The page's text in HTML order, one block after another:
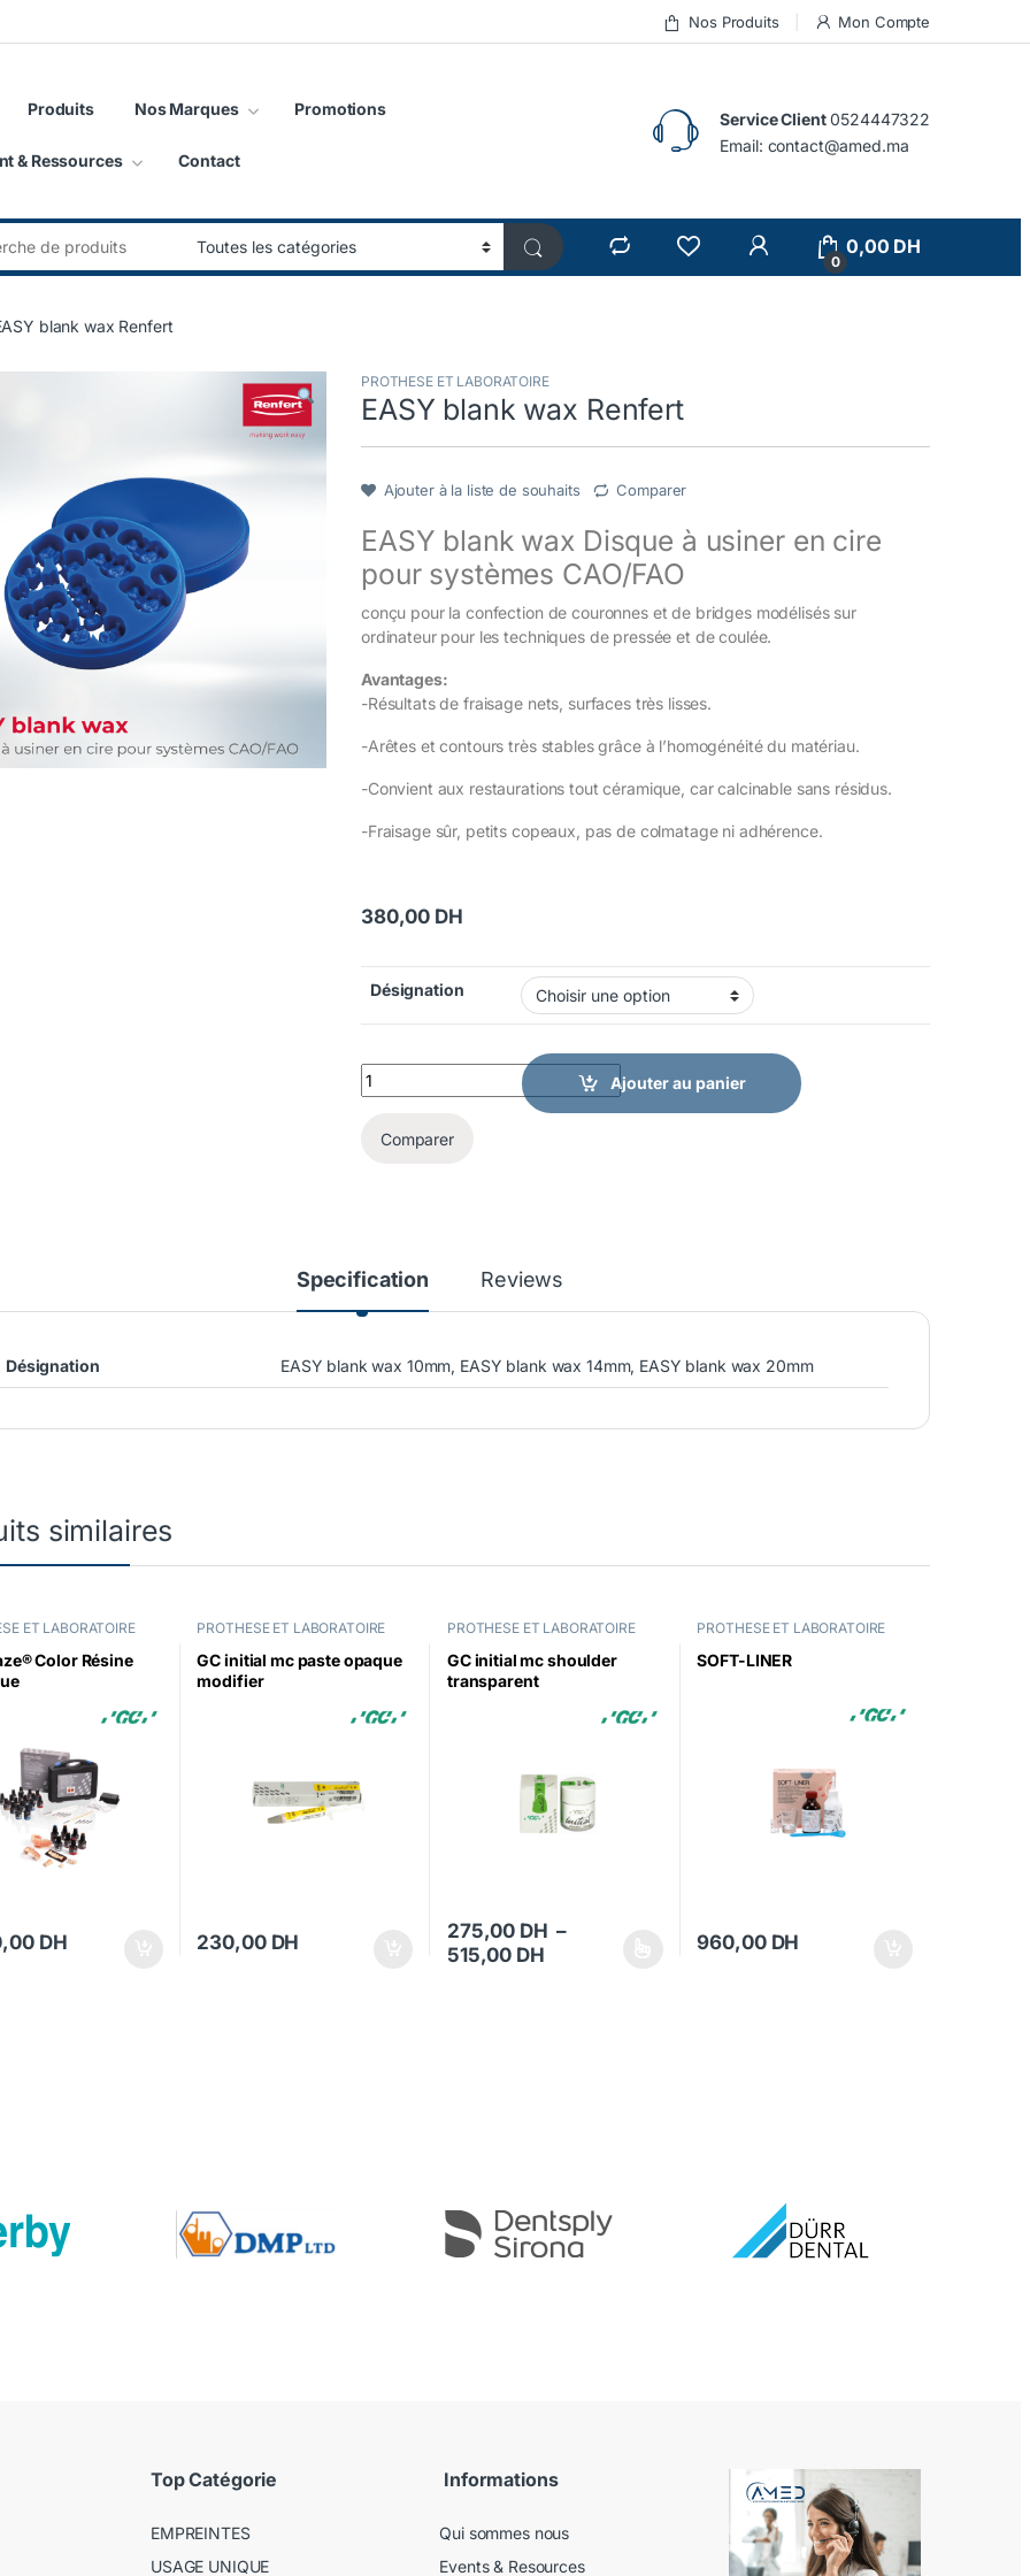
Nos Produits Mon Compte
Produits Nos Marques Promotions
& Ressources Contact
Service Client 0524447322
Email: contact@amed.ma
0
0,00 DH
blank wax Renfert
PROTHESE ET LABORATOIRE
EASY blank wax Renfert
Ajouter à la liste de souhaits Comparer
EASY blank wax Disque à usiner en cire
pour systèmes CAO/FAO
conçu pour la confection de couronnes et de bridges modélisés sur
ordinateur pour les techniques de pressée et de coulée.
Avantages:
-Résultats de fraisage nets, surfaces très lisses.
-Arêtes et contours très stables grâce à l’homogénéité du matériau.
-Convient aux restaurations tout céramique, car calcinable sans résidus.
-Fraisage sûr, petits copeaux, pas de colmatage ni adhérence.
380,00 DH
Désignation
EASY blank wax Renfert quantity
Ajouter au panier
Comparer
Specification Reviews
Désignation EASY blank wax 10mm, EASY blank wax 14mm, EASY blank wax 20mm
similaires
ET LABORATOIRE
Color Résine
DH
PROTHESE ET LABORATOIRE
GC initial mc paste opaque
modifier
230,00 DH
PROTHESE ET LABORATOIRE
GC initial mc shoulder
transparent
275,00 DH –
515,00 DHPlage de prix : 275,00 DH à 515,00 DH
Ce produit a plusieurs variations. Les options peuvent être choisies sur la
PROTHESE ET LABORATOIRE
SOFT-LINER
960,00 DH
Top Catégorie
EMPREINTES
USAGE UNIQUE
Informations
Qui sommes nous
Events & Resources